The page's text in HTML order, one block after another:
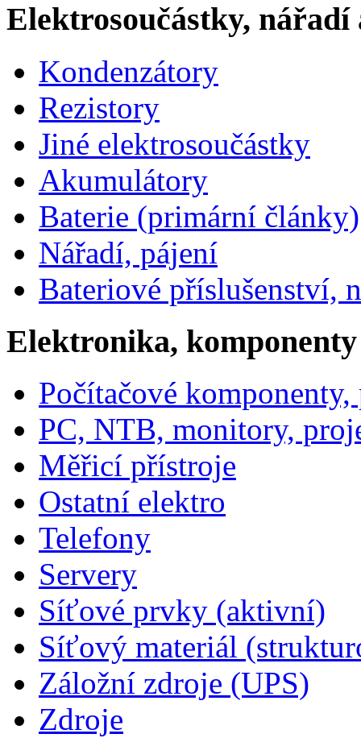
Elektrosoučástky, nářadí
Kondenzátory
Rezistory
Jiné elektrosoučástky
Akumulátory
Baterie (primární články)
Nářadí, pájení
Bateriové příslušenství,
Elektronika, komponenty
Počítačové
PC, NTB, monitory,
Měřicí přístroje
Ostatní elektro
Telefony
Servery
Síťové prvky (aktivní)
Síťový materiál
Záložní zdroje (UPS)
Zdroje